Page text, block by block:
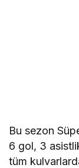
Bu sezon
6 gol, 3
tüm